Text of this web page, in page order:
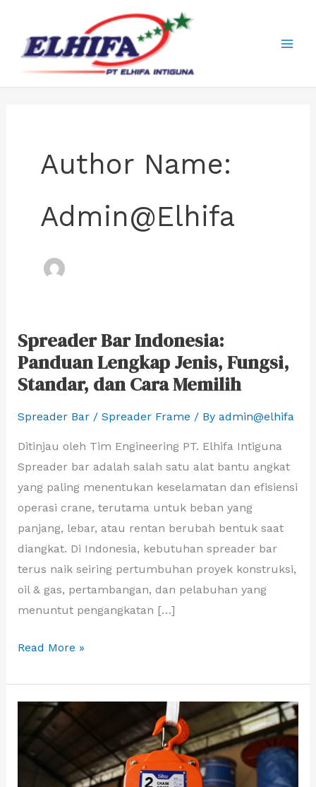
content
Author Name:
Admin@elhifa
Spreader Bar Indonesia:
Panduan Lengkap Jenis, Fungsi,
Standar, dan Cara Memilih
Spreader Bar / Spreader Frame / By admin@elhifa
Ditinjau oleh Tim Engineering PT. Elhifa Intiguna
Spreader bar adalah salah satu alat bantu angkat
yang paling menentukan keselamatan dan efisiensi
operasi crane, terutama untuk beban yang
panjang, lebar, atau rentan berubah bentuk saat
diangkat. Di Indonesia, kebutuhan spreader bar
terus naik seiring pertumbuhan proyek konstruksi,
oil & gas, pertambangan, dan pelabuhan yang
menuntut pengangkatan […]
Spreader
Bar
Indonesia:
Lengkap
Jenis,
Fungsi,
Standar,
dan
Cara
Memilih
Read More »
Jual
Chain
Hoist